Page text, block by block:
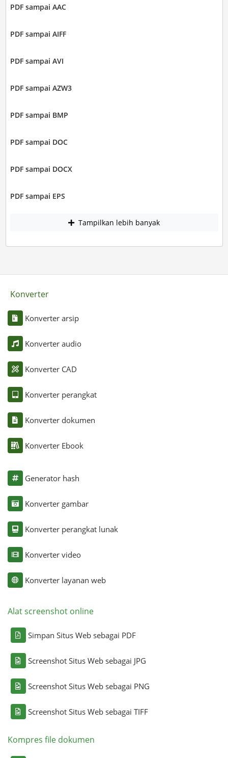
PDF sampai AAC
PDF sampai AIFF
PDF sampai AVI
PDF sampai AZW3
PDF sampai BMP
PDF sampai DOC
PDF sampai DOCX
PDF sampai EPS
Tampilkan lebih banyak
Konverter
Konverter arsip
Konverter audio
Konverter CAD
Konverter perangkat
Konverter dokumen
Konverter Ebook
Generator hash
Konverter gambar
Konverter perangkat lunak
Konverter video
Konverter layanan web
Alat screenshot online
Simpan Situs Web sebagai PDF
Screenshot Situs Web sebagai JPG
Screenshot Situs Web sebagai PNG
Screenshot Situs Web sebagai TIFF
Kompres file dokumen